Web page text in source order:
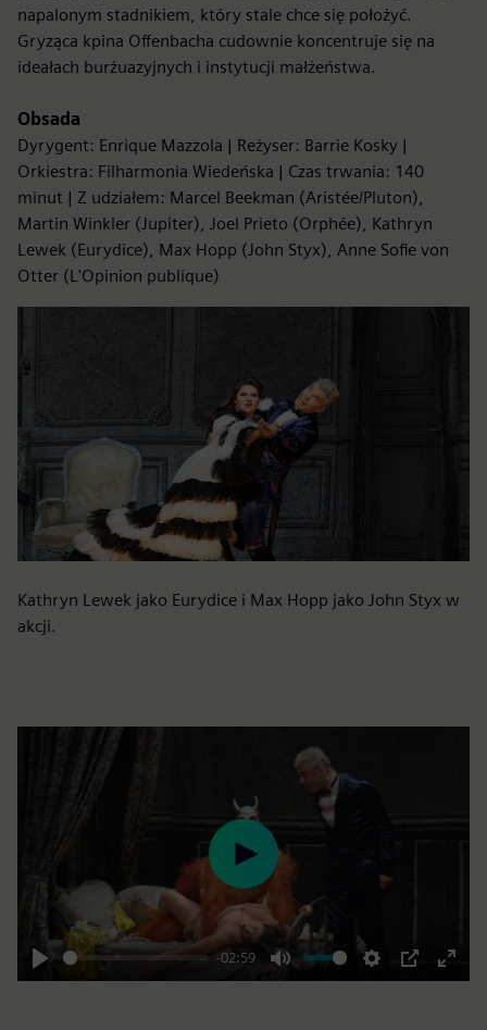
napalonym stadnikiem, który stale chce się położyć.
Gryząca kpina Offenbacha cudownie koncentruje się na
ideałach burżuazyjnych i instytucji małżeństwa.
Obsada
Dyrygent: Enrique Mazzola | Reżyser: Barrie Kosky |
Orkiestra: Filharmonia Wiedeńska | Czas trwania: 140
minut | Z udziałem: Marcel Beekman (Aristée/Pluton),
Martin Winkler (Jupiter), Joel Prieto (Orphée), Kathryn
Lewek (Eurydice), Max Hopp (John Styx), Anne Sofie von
Otter (L'Opinion publique)
Kathryn Lewek jako Eurydice i Max Hopp jako John Styx w
akcji.
Play
-02:59
Mute Settings
PIP
Enter
Play